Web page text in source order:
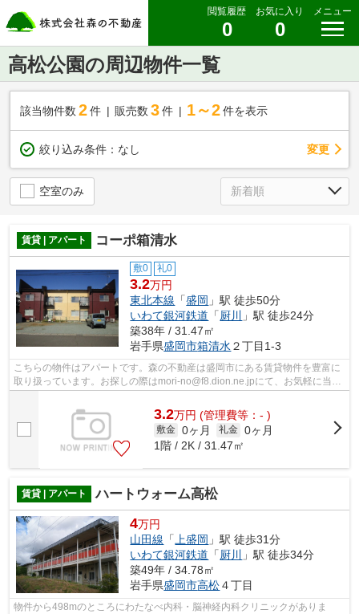
閲覧履歴
0
お気に入り
0
メニュー
高松公園の周辺物件一覧
該当物件数 2件 販売数 3 件 1～2 件を表示
絞り込み条件： なし 変更
空室のみ
賃貸 | アパート コーポ箱清水
敷0 礼0
3.2万円
東北本線 「盛岡 」駅 徒歩50分
いわて銀河鉄道 「厨川
」駅 徒歩24分
築38年 / 31.47㎡
岩手県盛岡市箱清水２丁目1-3
こちらの物件はアパートです。森の不動産は盛岡市にある賃貸物件を豊富に
取り扱っています。お探しの際はmori-no@f8.dion.ne.jpにて、お気軽に当社
3.2万円 (管理費等：- )
敷金 0ヶ月 礼金 0ヶ月
1階 / 2K / 31.47㎡
賃貸 | アパート ハートウォーム高松
4万円
山田線 「 上盛岡 」駅 徒歩31分
いわて銀河鉄道 「 厨川
」駅 徒歩34分
築49年 / 34.78㎡
岩手県盛岡市高松４丁目
物件から498mのところにわたなべ内科・脳神経内科クリニックがありま